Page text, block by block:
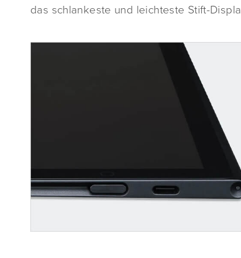
das schlankeste und leichteste Stift-